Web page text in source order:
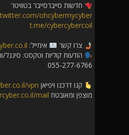
חדשות סייברסייבר בטוויטר
twitter.com/ohcybermycyber
t.me/cybercybercoil
צרו קשר אימייל:
הודעות קוליות וטקסט:
055-277-6766
קנו דרכנו ויפיאן vpn
מוצפן ומאובטח mail